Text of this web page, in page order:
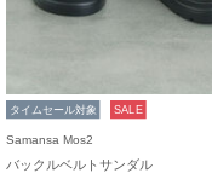
タイムセール対象 SALE
Samansa Mos2
バックルベルトサンダル